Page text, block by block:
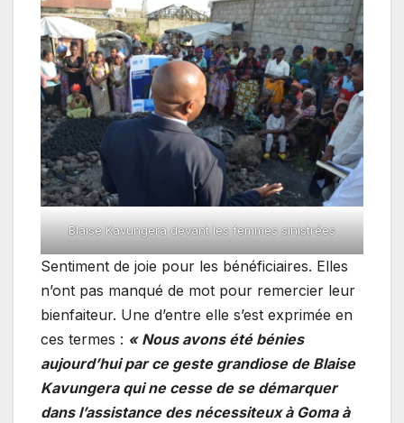
Blaise Kavungera devant les femmes sinistrées
Sentiment de joie pour les bénéficiaires. Elles
n’ont pas manqué de mot pour remercier leur
bienfaiteur. Une d’entre elle s’est exprimée en
ces termes : « Nous avons été bénies
aujourd’hui par ce geste grandiose de Blaise
Kavungera qui ne cesse de se démarquer
dans l’assistance des nécessiteux à Goma à